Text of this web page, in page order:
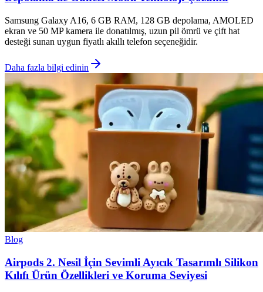
Samsung Galaxy A16, 6 GB RAM, 128 GB depolama, AMOLED
ekran ve 50 MP kamera ile donatılmış, uzun pil ömrü ve çift hat
desteği sunan uygun fiyatlı akıllı telefon seçeneğidir.
Daha fazla bilgi edinin
Blog
Airpods 2. Nesil İçin Sevimli Ayıcık Tasarımlı Silikon
Kılıfı Ürün Özellikleri ve Koruma Seviyesi